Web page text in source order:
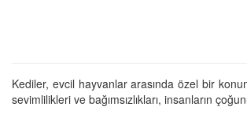
Kediler, evcil hayvanlar arasında özel bir
sevimlilikleri ve bağımsızlıkları, insanların